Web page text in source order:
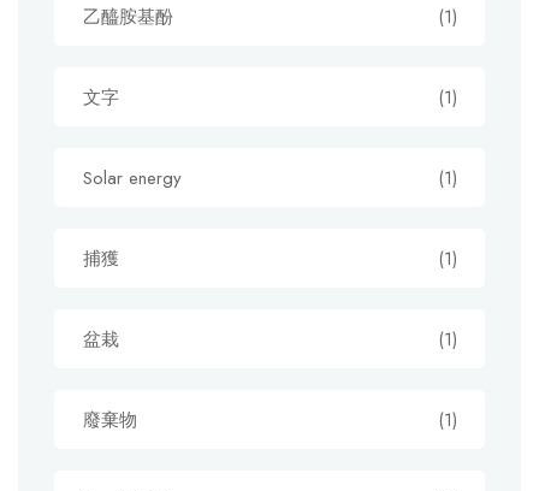
乙醯胺基酚 (1)
文字 (1)
Solar energy (1)
捕獲 (1)
盆栽 (1)
廢棄物 (1)